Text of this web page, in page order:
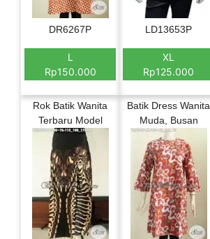
DR6267P
L
Rp150.000
LD13653P
XL
Rp125.000
Rok Batik Wanita
Terbaru Model
Batik Dress Wanita
Muda, Busan